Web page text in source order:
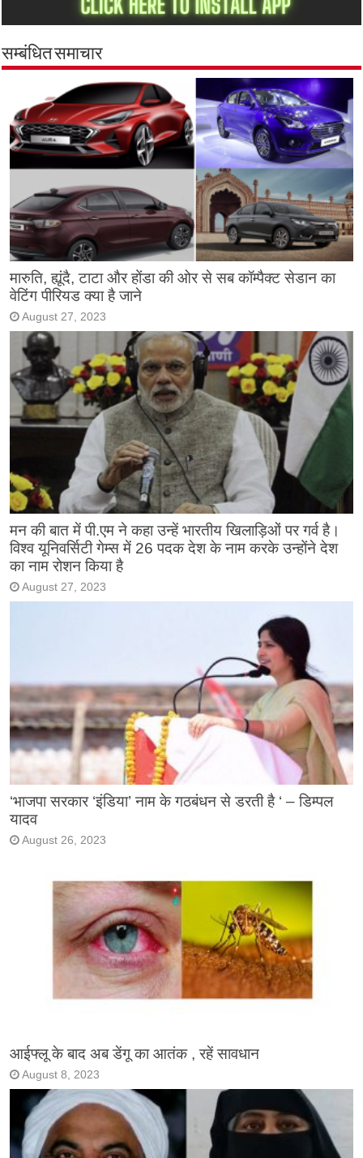
सम्बंधित समाचार
मारुति, ह्यूंदै, टाटा और होंडा की ओर से सब कॉम्पैक्ट सेडान का
वेटिंग पीरियड क्या है जाने
August 27, 2023
मन की बात में पी.एम ने कहा उन्हें भारतीय खिलाड़िओं पर गर्व है।
विश्व यूनिवर्सिटी गेम्स में 26 पदक देश के नाम करके उन्होंने देश
का नाम रोशन किया है
August 27, 2023
‘भाजपा सरकार ‘इंडिया’ नाम के गठबंधन से डरती है ‘ – डिम्पल
यादव
August 26, 2023
आईफ्लू के बाद अब डेंगू का आतंक , रहें सावधान
August 8, 2023